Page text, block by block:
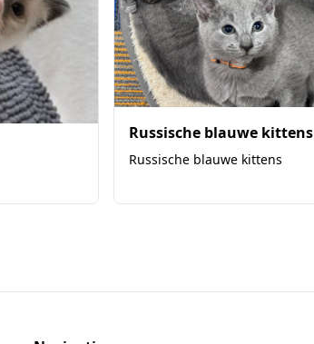
Russische blauwe kittens
Russische blauwe kittens